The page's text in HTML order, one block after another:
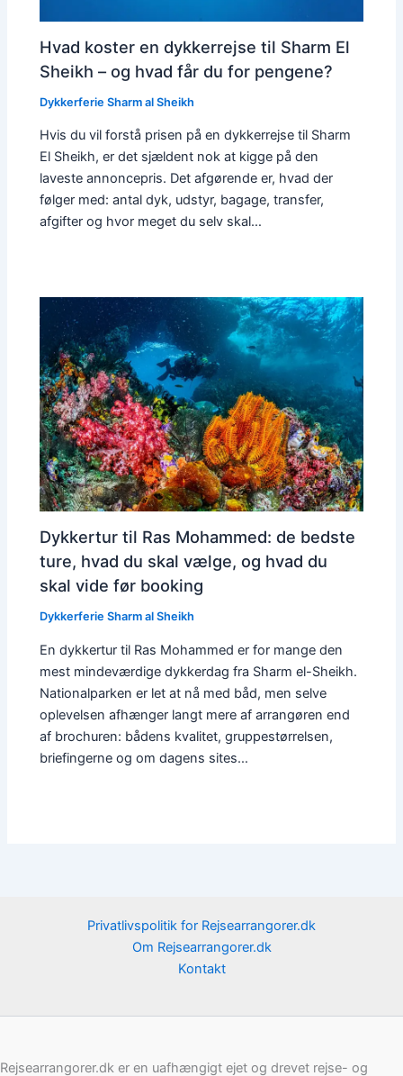
Hvad koster en dykkerrejse til Sharm El
Sheikh – og hvad får du for pengene?
Dykkerferie Sharm al Sheikh
Hvis du vil forstå prisen på en dykkerrejse til Sharm
El Sheikh, er det sjældent nok at kigge på den
laveste annoncepris. Det afgørende er, hvad der
følger med: antal dyk, udstyr, bagage, transfer,
afgifter og hvor meget du selv skal…
Dykkertur til Ras Mohammed: de bedste
ture, hvad du skal vælge, og hvad du
skal vide før booking
Dykkerferie Sharm al Sheikh
En dykkertur til Ras Mohammed er for mange den
mest mindeværdige dykkerdag fra Sharm el-Sheikh.
Nationalparken er let at nå med båd, men selve
oplevelsen afhænger langt mere af arrangøren end
af brochuren: bådens kvalitet, gruppestørrelsen,
briefingerne og om dagens sites…
Privatlivspolitik for Rejsearrangorer.dk
Om Rejsearrangorer.dk
Kontakt
Rejsearrangorer.dk er en uafhængigt ejet og drevet rejse- og